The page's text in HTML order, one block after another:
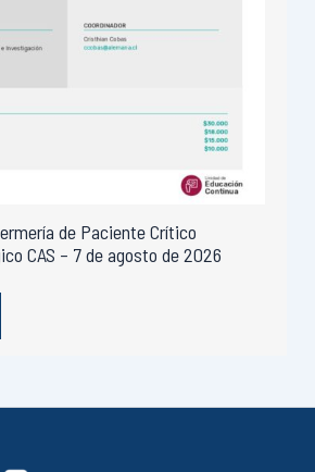
de Paciente Crítico
CAS – 7 de agosto de 2026